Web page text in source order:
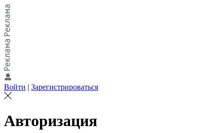
Войти | Зарегистрироваться
Авторизация